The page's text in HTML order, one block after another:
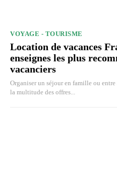
VOYAGE - TOURISME
Location de vacances
enseignes les plus
vacanciers
Organiser un séjour en famille ou
la multitude des offres...